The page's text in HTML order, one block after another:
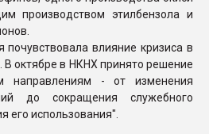
производством этилбензола и
почувствовала влияние кризиса в
В октябре в НКНХ принято решение
направлениям - от изменения
до сокращения служебного
его использования".